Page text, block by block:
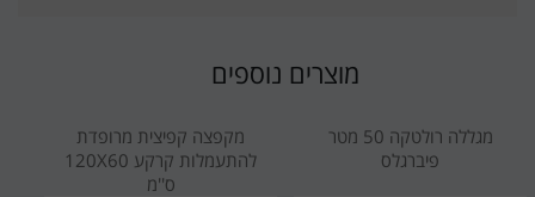
מוצרים נוספים
מגללה רולטקה 50 מטר
פיברגלס
מקפצה קפיצית מרופדת
להתעמלות קרקע 120X60
ס''מ